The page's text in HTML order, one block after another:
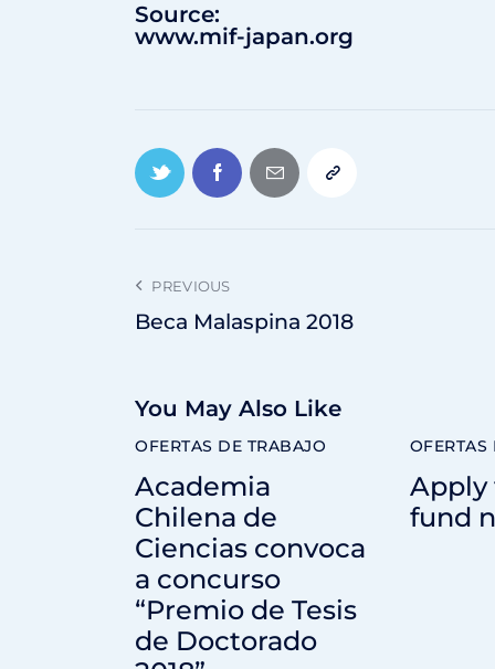
Source:
www.mif-japan.org
PREVIOUS
Beca Malaspina 2018
You May Also Like
OFERTAS DE TRABAJO
Academia
Chilena de
Ciencias convoca
a concurso
“Premio de Tesis
de Doctorado
OFERTAS
Apply
fund